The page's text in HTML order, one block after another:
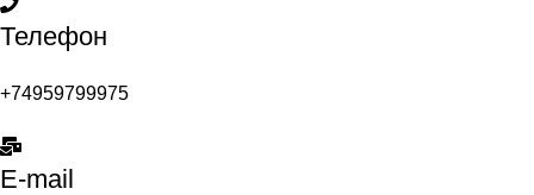
Телефон
+74959799975
E-mail